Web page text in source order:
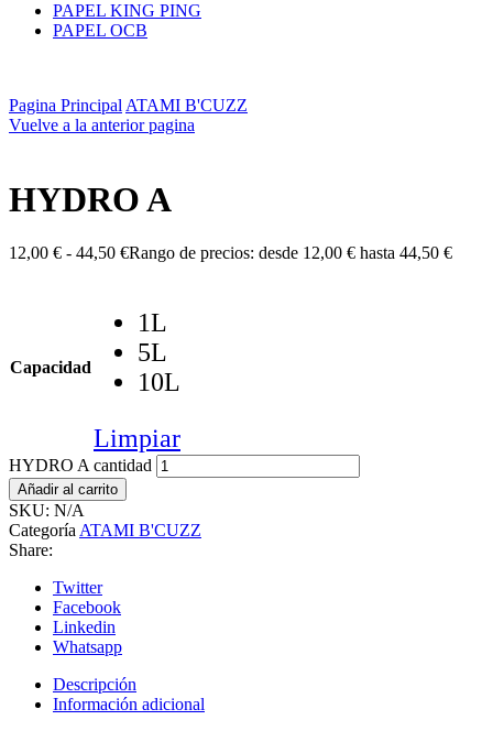
PAPEL KING PING
PAPEL OCB
Pagina Principal ATAMI B'CUZZ
Vuelve a la anterior pagina
HYDRO A
12,00 € - 44,50 €Rango de precios: desde 12,00 € hasta 44,50 €
Capacidad
1L
5L
10L
Limpiar
HYDRO A cantidad
Añadir al carrito
SKU: N/A
Categoría ATAMI B'CUZZ
Share:
Twitter
Facebook
Linkedin
Whatsapp
Descripción
Información adicional